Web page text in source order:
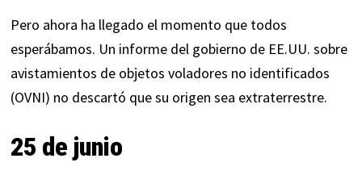
Pero ahora ha llegado el momento que todos
esperábamos. Un informe del gobierno de EE.UU. sobre
avistamientos de objetos voladores no identificados
(OVNI) no descartó que su origen sea extraterrestre.
25 de junio